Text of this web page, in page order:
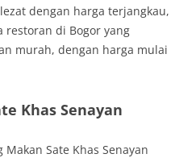
dengan harga terjangkau,
restoran di Bogor yang
murah, dengan harga mulai
Khas Senayan
Sate Khas Senayan